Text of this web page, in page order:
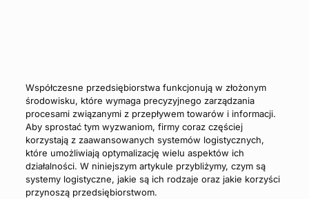
Współczesne przedsiębiorstwa funkcjonują w złożonym
środowisku, które wymaga precyzyjnego zarządzania
procesami związanymi z przepływem towarów i informacji.
Aby sprostać tym wyzwaniom, firmy coraz częściej
korzystają z zaawansowanych systemów logistycznych,
które umożliwiają optymalizację wielu aspektów ich
działalności. W niniejszym artykule przybliżymy, czym są
systemy logistyczne, jakie są ich rodzaje oraz jakie korzyści
przynoszą przedsiębiorstwom.